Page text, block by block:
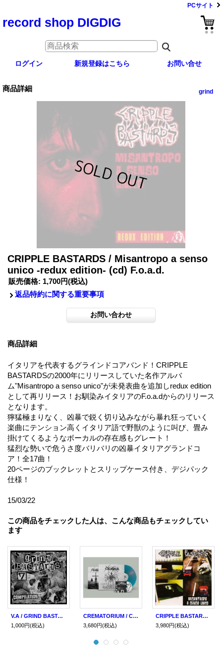
PCサイト
record shop DIGDIG
ログイン 新規登録はこちら お問い合せ
商品詳細 grind
CRIPPLE BASTARDS / Misantropo a senso
unico -redux edition- (cd) F.o.a.d.
販売価格: 1,700円(税込)
返品特約に関する重要事項
商品詳細
イタリアを代表するグラインドコアバンド！CRIPPLE
BASTARDSの2000年にリリースしていた名作アルバ
ム"Misantropo a senso unico"が未発表曲を追加しredux edition
として再リリース！お馴染みイタリアのF.o.a.dからのリリース
となります。
獰猛極まりなく、凶暴で鋭く切り込みながら暴れ狂っていく
楽曲にテンション高くイタリア語で野獣のように叫び、畳み
掛けてくるようなボーカルの存在感もグレート！
猛烈な勢いで危うさ度バリバリの凶暴イタリアグランドコ
ア！全17曲！
20ページのブックレットとスリップケース付き、デジパック
仕様！
15/03/22
この商品をチェックした人は、こんな商品もチェックしてい
ます
V.A / GRIND BASTARDS #7 (cd) Grind freaks
1,000円(税込)
CREMATORIUM / Chained to torment (Lp+cd) F.o.a.d
3,680円(税込)
CRIPPLE BASTARDS / Misantropo a senso unico -20 year edition (Lp+7ep+cd) F.o.a.d.
3,980円(税込)